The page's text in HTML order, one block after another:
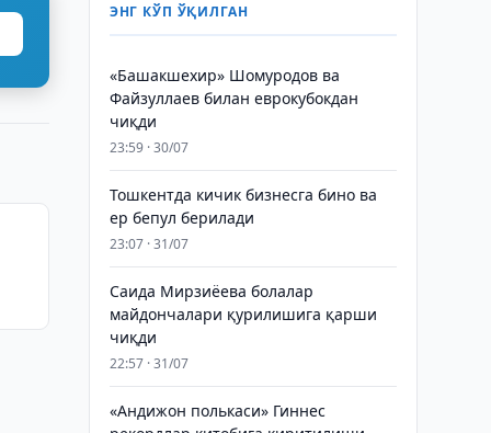
ЭНГ КЎП ЎҚИЛГАН
«Башакшехир» Шомуродов ва
Файзуллаев билан еврокубокдан
чиқди
23:59 · 30/07
Тошкентда кичик бизнесга бино ва
ер бепул берилади
23:07 · 31/07
Саида Мирзиёева болалар
майдончалари қурилишига қарши
чиқди
22:57 · 31/07
«Андижон полькаси» Гиннес